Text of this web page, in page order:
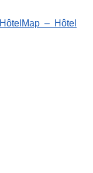
HôtelMap – Hôtel